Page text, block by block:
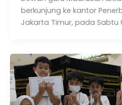
berkunjung ke kantor
Jakarta Timur, pada Sabtu